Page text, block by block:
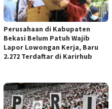
Perusahaan di Kabupaten
Bekasi Belum Patuh Wajib
Lapor Lowongan Kerja, Baru
2.272 Terdaftar di Karirhub